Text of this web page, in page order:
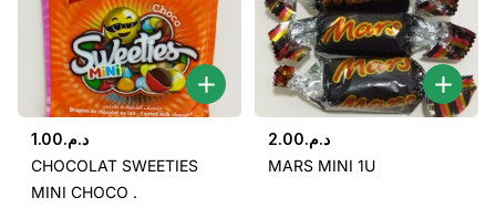
د.م.1.00
CHOCOLAT SWEETIES
MINI CHOCO .
د.م.2.00
MARS MINI 1U